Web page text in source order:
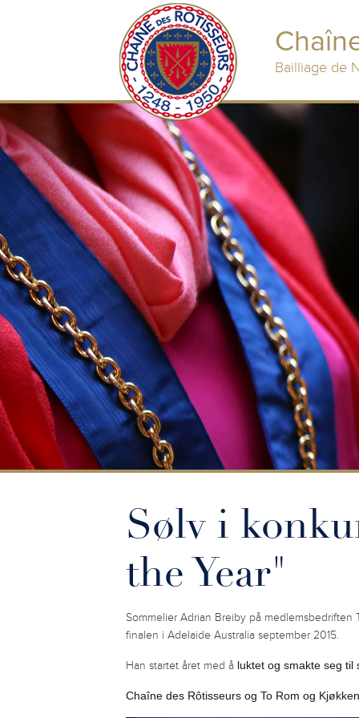
Bailliage de
Sølv i
the Year"
Sommelier Adrian Breiby på
finalen i Adelaide Australia september 2015.
Han startet året med å luktet og smakte seg til
Chaîne des Rôtisseurs og To Rom og